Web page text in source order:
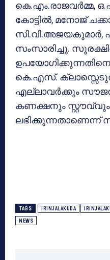
കെ.എം.രാജവര്‍മ്മ,
കോട്ടില്‍, മനോജ്
സംസാരിച്ചു.
കെ.എസ്.
എല്ലാവര്‍ക്കും
കണക്ഷനും
ലഭിക്കുന്നതാണെന്ന്
TAGS IRINJALAKUDA
NEWS